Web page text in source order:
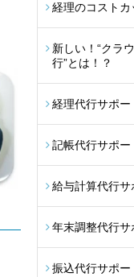
経理のコストカ
新しい！“クラ
行”とは！？
経理代行サポー
記帳代行サポー
給与計算代行サ
年末調整代行サ
振込代行サポー